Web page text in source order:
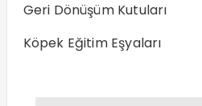
Geri Dönüşüm Kutuları
Köpek Eğitim Eşyaları